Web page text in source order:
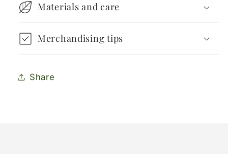
Materials and care
Merchandising tips
Share